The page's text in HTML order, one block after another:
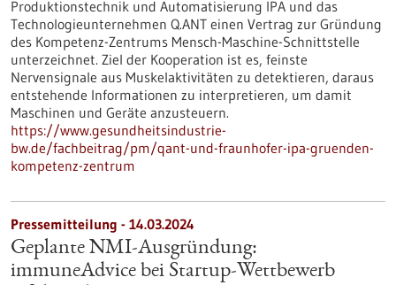
Produktionstechnik und Automatisierung IPA und das
Technologieunternehmen Q.ANT einen Vertrag zur Gründung
des Kompetenz-Zentrums Mensch-Maschine-Schnittstelle
unterzeichnet. Ziel der Kooperation ist es, feinste
Nervensignale aus Muskelaktivitäten zu detektieren, daraus
entstehende Informationen zu interpretieren, um damit
Maschinen und Geräte anzusteuern.
https://www.gesundheitsindustrie-
bw.de/fachbeitrag/pm/qant-und-fraunhofer-ipa-gruenden-
kompetenz-zentrum
Pressemitteilung - 14.03.2024
Geplante NMI-Ausgründung:
immuneAdvice bei Startup-Wettbewerb